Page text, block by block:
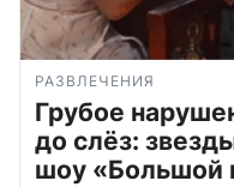
РАЗВЛЕЧЕНИЯ
Грубое
до слёз:
шоу «Большой